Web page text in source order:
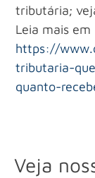
tributária;
Leia mais em
https://
tributaria-
quanto-
Veja